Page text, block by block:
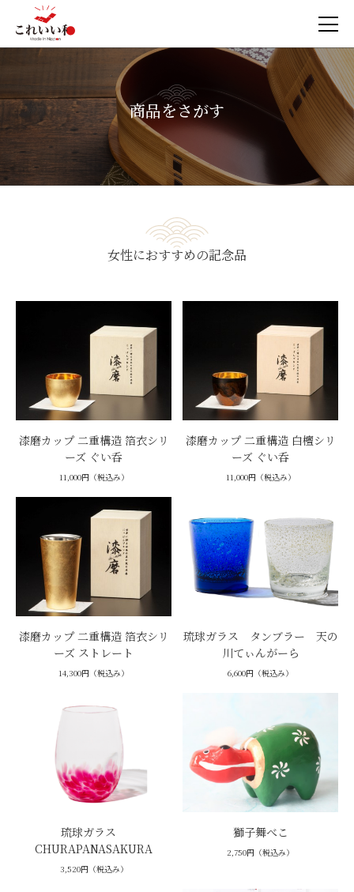
商品をさがす
女性におすすめの記念品
漆磨カップ 二重構造 箔衣シリ
ーズ ぐい呑
11,000円（税込み）
漆磨カップ 二重構造 白檀シリ
ーズ ぐい呑
11,000円（税込み）
漆磨カップ 二重構造 箔衣シリ
ーズ ストレート
14,300円（税込み）
琉球ガラス タンブラー 天の
川てぃんがーら
6,600円（税込み）
琉球ガラス
CHURAPANASAKURA
3,520円（税込み）
獅子舞べこ
2,750円（税込み）